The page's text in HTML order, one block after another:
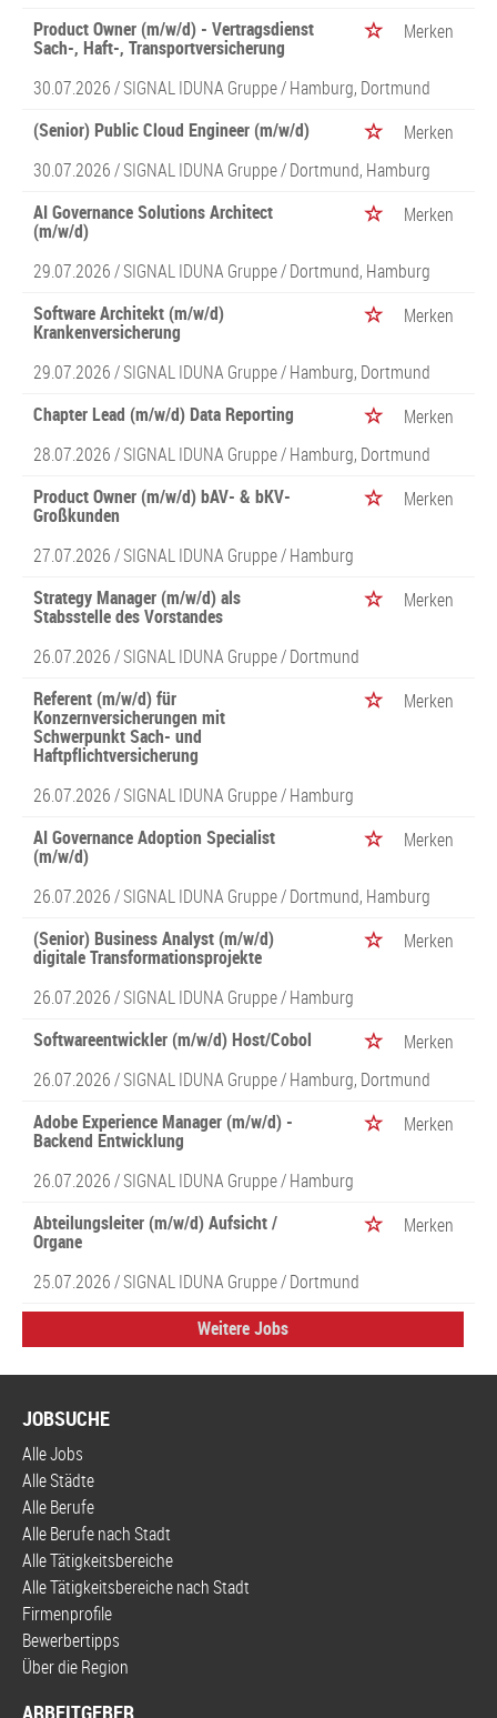
Product Owner (m/w/d) - Vertragsdienst
Sach-, Haft-, Transportversicherung
Merken
30.07.2026 /SIGNAL IDUNA Gruppe/ Hamburg, Dortmund
(Senior) Public Cloud Engineer (m/w/d)
Merken
30.07.2026 /SIGNAL IDUNA Gruppe/ Dortmund, Hamburg
AI Governance Solutions Architect
(m/w/d)
Merken
29.07.2026 /SIGNAL IDUNA Gruppe/ Dortmund, Hamburg
Software Architekt (m/w/d)
Krankenversicherung
Merken
29.07.2026 /SIGNAL IDUNA Gruppe/ Hamburg, Dortmund
Chapter Lead (m/w/d) Data Reporting
Merken
28.07.2026 /SIGNAL IDUNA Gruppe/ Hamburg, Dortmund
Product Owner (m/w/d) bAV- & bKV-
Großkunden
Merken
27.07.2026 /SIGNAL IDUNA Gruppe/ Hamburg
Strategy Manager (m/w/d) als
Stabsstelle des Vorstandes
Merken
26.07.2026 /SIGNAL IDUNA Gruppe/ Dortmund
Referent (m/w/d) für
Konzernversicherungen mit
Schwerpunkt Sach- und
Haftpflichtversicherung
Merken
26.07.2026 /SIGNAL IDUNA Gruppe/ Hamburg
AI Governance Adoption Specialist
(m/w/d)
Merken
26.07.2026 /SIGNAL IDUNA Gruppe/ Dortmund, Hamburg
(Senior) Business Analyst (m/w/d)
digitale Transformationsprojekte
Merken
26.07.2026 /SIGNAL IDUNA Gruppe/ Hamburg
Softwareentwickler (m/w/d) Host/Cobol
Merken
26.07.2026 /SIGNAL IDUNA Gruppe/ Hamburg, Dortmund
Adobe Experience Manager (m/w/d) -
Backend Entwicklung
Merken
26.07.2026 /SIGNAL IDUNA Gruppe/ Hamburg
Abteilungsleiter (m/w/d) Aufsicht /
Organe
Merken
25.07.2026 /SIGNAL IDUNA Gruppe/ Dortmund
Weitere Jobs
JOBSUCHE
Alle Jobs
Alle Städte
Alle Berufe
Alle Berufe nach Stadt
Alle Tätigkeitsbereiche
Alle Tätigkeitsbereiche nach Stadt
Firmenprofile
Bewerbertipps
Über die Region
ARBEITGEBER